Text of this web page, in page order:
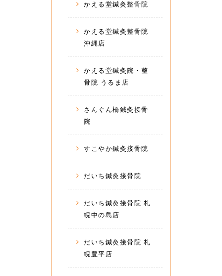
かえる堂鍼灸整骨院
かえる堂鍼灸整骨院
沖縄店
かえる堂鍼灸院・整
骨院 うるま店
さんぐん橋鍼灸接骨
院
すこやか鍼灸接骨院
だいち鍼灸接骨院
だいち鍼灸接骨院 札
幌中の島店
だいち鍼灸接骨院 札
幌豊平店